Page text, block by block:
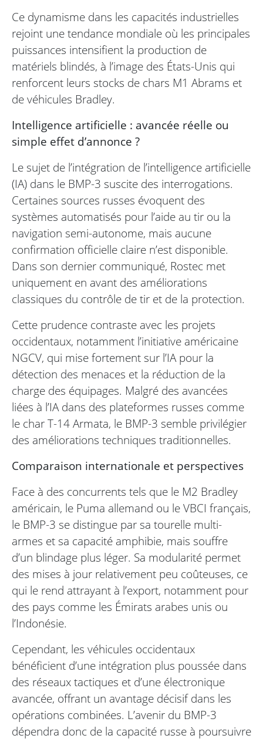
Ce dynamisme dans les capacités industrielles
rejoint une tendance mondiale où les principales
puissances intensifient la production de
matériels blindés, à l’image des États-Unis qui
renforcent leurs stocks de chars M1 Abrams et
de véhicules Bradley.
Intelligence artificielle : avancée réelle ou
simple effet d’annonce ?
Le sujet de l’intégration de l’intelligence artificielle
(IA) dans le BMP-3 suscite des interrogations.
Certaines sources russes évoquent des
systèmes automatisés pour l’aide au tir ou la
navigation semi-autonome, mais aucune
confirmation officielle claire n’est disponible.
Dans son dernier communiqué, Rostec met
uniquement en avant des améliorations
classiques du contrôle de tir et de la protection.
Cette prudence contraste avec les projets
occidentaux, notamment l’initiative américaine
NGCV, qui mise fortement sur l’IA pour la
détection des menaces et la réduction de la
charge des équipages. Malgré des avancées
liées à l’IA dans des plateformes russes comme
le char T-14 Armata, le BMP-3 semble privilégier
des améliorations techniques traditionnelles.
Comparaison internationale et perspectives
Face à des concurrents tels que le M2 Bradley
américain, le Puma allemand ou le VBCI français,
le BMP-3 se distingue par sa tourelle multi-
armes et sa capacité amphibie, mais souffre
d’un blindage plus léger. Sa modularité permet
des mises à jour relativement peu coûteuses, ce
qui le rend attrayant à l’export, notamment pour
des pays comme les Émirats arabes unis ou
l’Indonésie.
Cependant, les véhicules occidentaux
bénéficient d’une intégration plus poussée dans
des réseaux tactiques et d’une électronique
avancée, offrant un avantage décisif dans les
opérations combinées. L’avenir du BMP-3
dépendra donc de la capacité russe à poursuivre